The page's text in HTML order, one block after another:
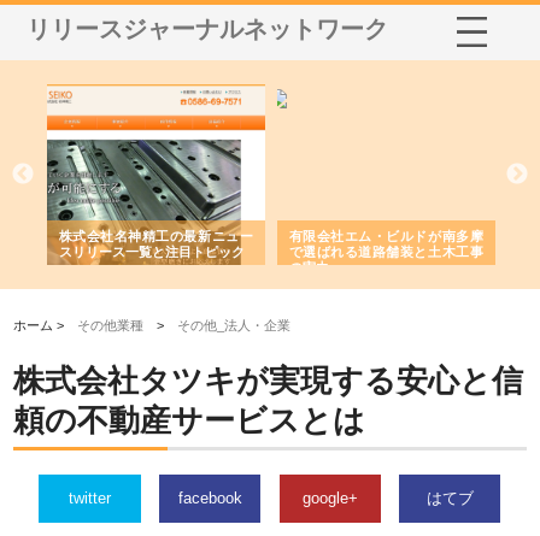
リリースジャーナルネットワーク
株式会社名神精工の最新ニュー
スリリース一覧と注目トピック
有限会社エム・ビルドが南多摩
で選ばれる道路舗装と土木工事
の実力
ホーム > その他業種 > その他_法人・企業
株式会社タツキが実現する安心と信
頼の不動産サービスとは
twitter facebook google+ はてブ